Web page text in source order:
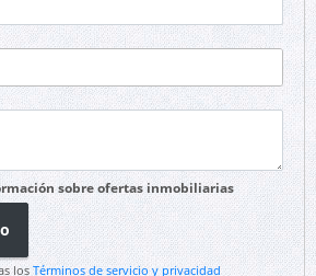
sobre ofertas inmobiliarias
los Términos de servicio y privacidad